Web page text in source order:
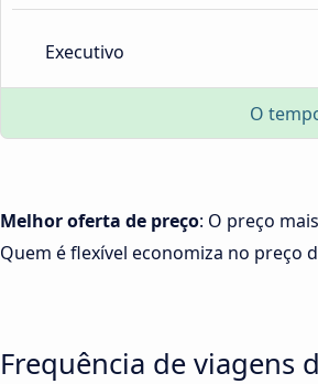
Executivo
O
Melhor oferta de preço: O preço
Quem é flexível economiza no preço
Frequência de viagens